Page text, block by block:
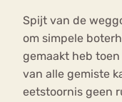
Spijt van de
om simpele
gemaakt heb
van alle gemiste
eetstoornis geen